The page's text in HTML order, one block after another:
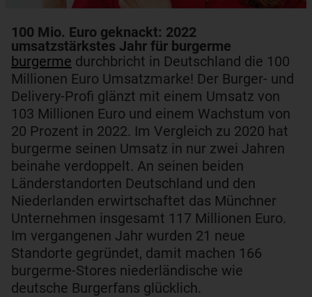
100 Mio. Euro geknackt: 2022
umsatzstärkstes Jahr für burgerme
burgerme durchbricht in Deutschland die 100
Millionen Euro Umsatzmarke! Der Burger- und
Delivery-Profi glänzt mit einem Umsatz von
103 Millionen Euro und einem Wachstum von
20 Prozent in 2022. Im Vergleich zu 2020 hat
burgerme seinen Umsatz in nur zwei Jahren
beinahe verdoppelt. An seinen beiden
Länderstandorten Deutschland und den
Niederlanden erwirtschaftet das Münchner
Unternehmen insgesamt 117 Millionen Euro.
Im vergangenen Jahr wurden 21 neue
Standorte gegründet, damit machen 166
burgerme-Stores niederländische wie
deutsche Burgerfans glücklich.